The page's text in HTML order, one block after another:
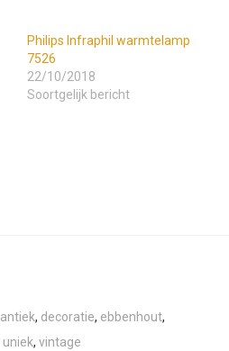
Philips Infraphil warmtelamp
7526
22/10/2018
Soortgelijk bericht
antiek, decoratie, ebbenhout,
uniek, vintage